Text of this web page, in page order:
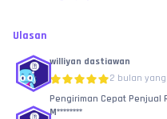
Ulasan
williyan dastiawan
2 bulan
Pengiriman Cepat Penjual
M********